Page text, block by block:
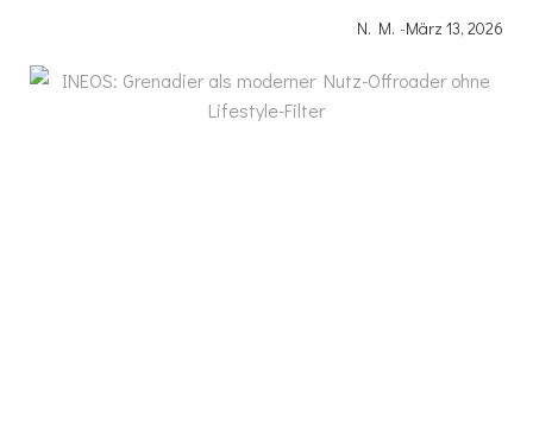
N. M. -März 13, 2026